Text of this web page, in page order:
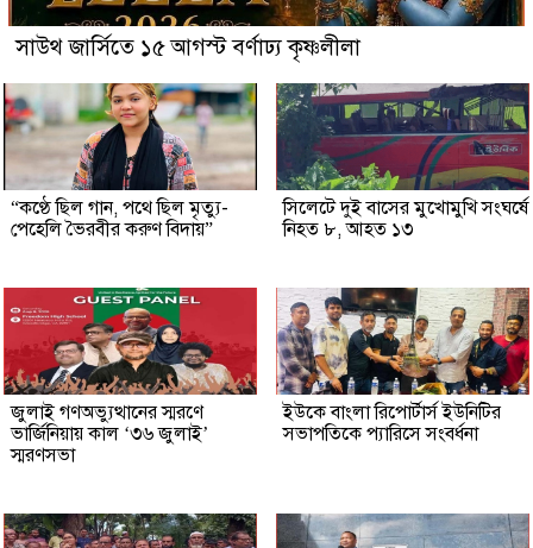
সাউথ জার্সিতে ১৫ আগস্ট বর্ণাঢ্য কৃষ্ণলীলা
“কণ্ঠে ছিল গান, পথে ছিল মৃত্যু-
পেহেলি ভৈরবীর করুণ বিদায়”
সিলেটে দুই বাসের মুখোমুখি সংঘর্ষে
নিহত ৮, আহত ১৩
জুলাই গণঅভ্যুত্থানের স্মরণে
ভার্জিনিয়ায় কাল ‘৩৬ জুলাই’
স্মরণসভা
ইউকে বাংলা রিপোর্টার্স ইউনিটির
সভাপতিকে প্যারিসে সংবর্ধনা